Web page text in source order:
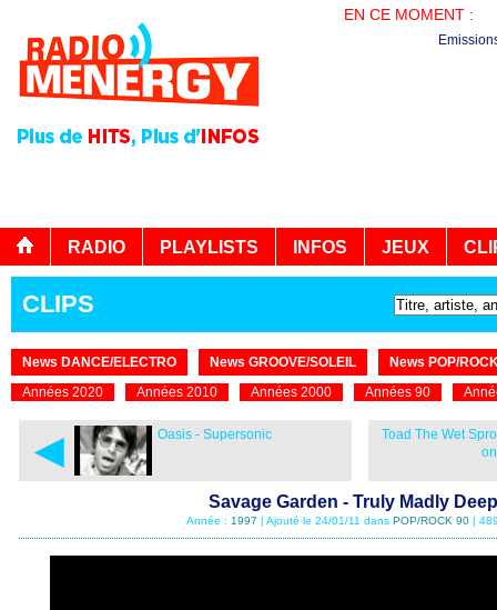
EN CE MOMENT :
RADIO PLAYLISTS INFOS JEUX
CLIPS
News DANCE/ELECTRO News GROOVE/SOLEIL
News POP/
Années 2020
Années 2010 Années 2000 Années 90
◄ Oasis - Supersonic
Toad The Wet
Savage Garden - Truly Madly
Année : 1997 | Ajouté le 24/01/11 dans POP/ROCK 90 |